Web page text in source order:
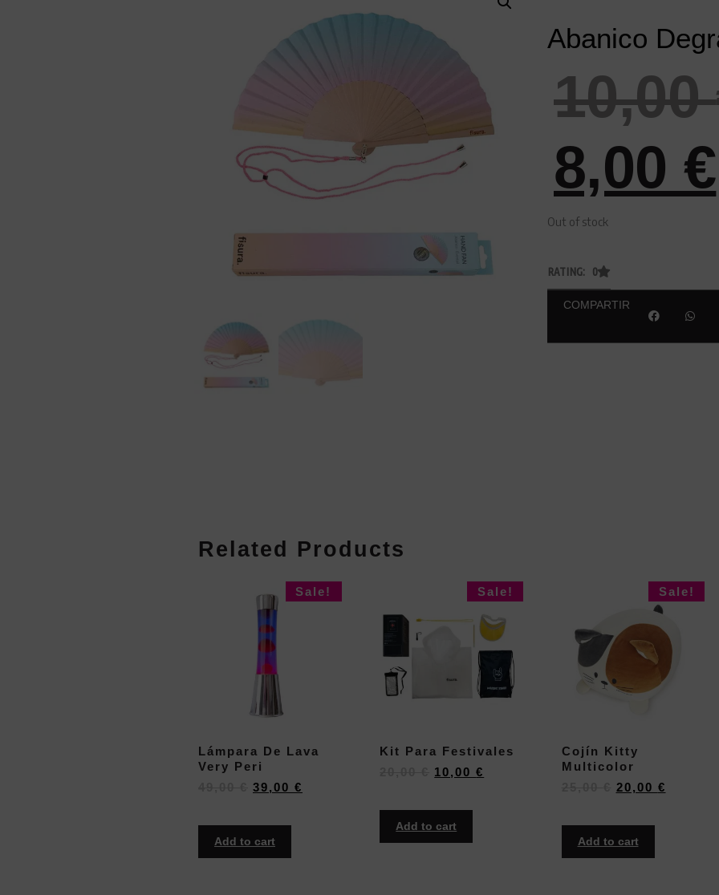
Abanico
10,00
8,00 €
Out of stock
RATING: 0
COMPARTIR
Related Products
Sale!
Lámpara De Lava
Very Peri
39,00 €
Add to cart
Sale!
Kit Para Festivales
10,00€
Add to cart
Sale!
Cojín Kitty
Multicolor
20,00 €
Add to cart